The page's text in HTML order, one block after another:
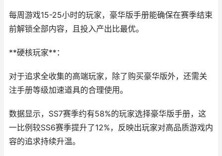
每周游戏15-25小时的玩家，豪华版手册能确保在赛季结束
前解锁全部内容，且投入产出比最优。
**硬核玩家**：
对于追求全收集的高端玩家，除了购买豪华版外，还需关
注手册等级加速道具的合理使用。
数据显示，SS7赛季约有58%的玩家选择豪华版手册，这
一比例较SS6赛季提升了12%，反映出玩家对高品质游戏内
容的追求持续升温。